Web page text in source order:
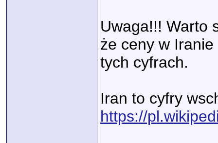
Uwaga!!! Warto
że ceny w
tych cyfrach.
Iran to cyfry
https://